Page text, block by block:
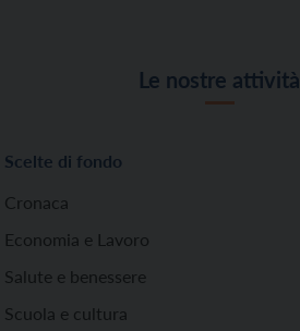
Le nostre attività
Scelte di fondo
Cronaca
Economia e Lavoro
Salute e benessere
Scuola e cultura